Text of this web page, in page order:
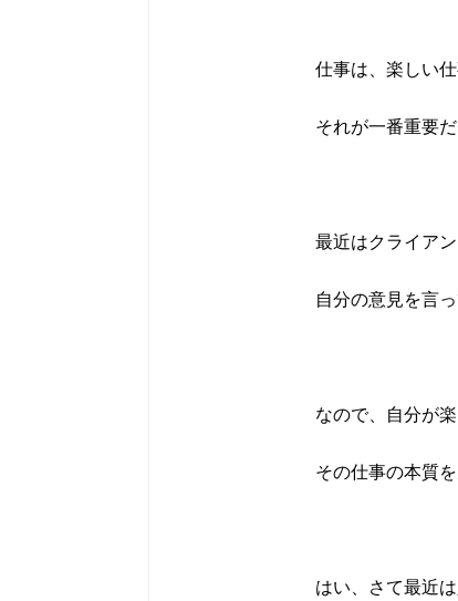
仕事は、楽しい
それが一番重要
最近はクライア
自分の意見を言
なので、自分が
その仕事の本質
はい、さて最近